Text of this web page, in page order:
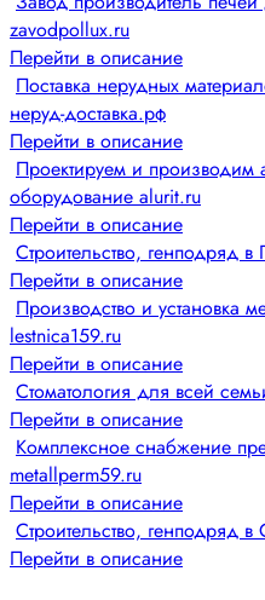
zavodpollux.ru
Перейти в описание
Поставка нерудных
неруд-доставка.рф
Перейти в описание
Проектируем и производим
оборудование alurit.ru
Перейти в описание
Строительство, генподряд
Перейти в описание
Производство и установка
lestnica159.ru
Перейти в описание
Стоматология для всей
Перейти в описание
Комплексное снабжение
metallperm59.ru
Перейти в описание
Строительство, генподряд
Перейти в описание